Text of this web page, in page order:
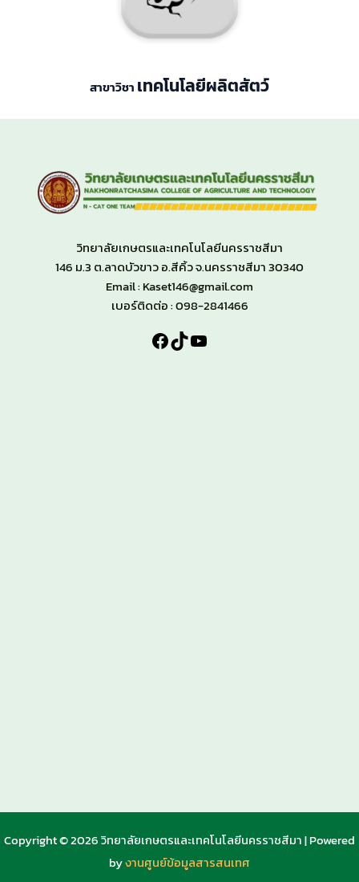
สาขาวิชา เทคโนโลยีผลิตสัตว์
วิทยาลัยเกษตรและเทคโนโลยีนครราชสีมา
146 ม.3 ต.ลาดบัวขาว อ.สีคิ้ว จ.นครราชสีมา 30340
Email : Kaset146@gmail.com
เบอร์ติดต่อ : 098-2841466
Copyright © 2026 วิทยาลัยเกษตรและเทคโนโลยีนครราชสีมา | Powered
byงานศูนย์ข้อมูลสารสนเทศ